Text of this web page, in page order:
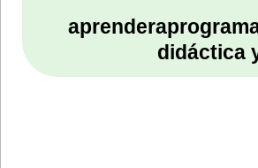
didáctica